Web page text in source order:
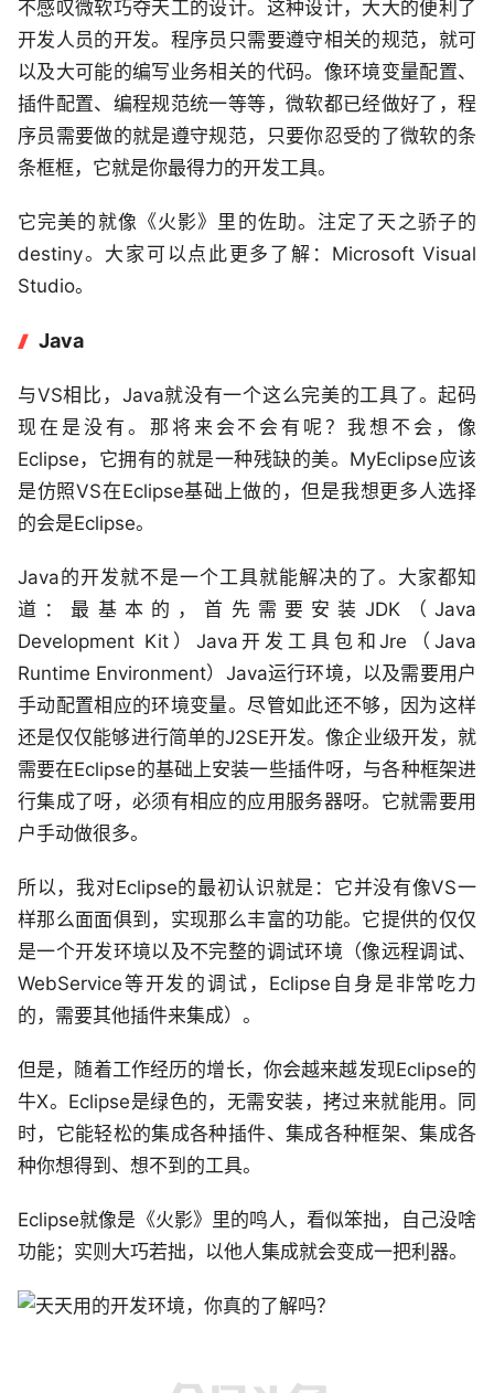
不感叹微软巧夺天工的设计。这种设计，大大的便利了
开发人员的开发。程序员只需要遵守相关的规范，就可
以及大可能的编写业务相关的代码。像环境变量配置、
插件配置、编程规范统一等等，微软都已经做好了，程
序员需要做的就是遵守规范，只要你忍受的了微软的条
条框框，它就是你最得力的开发工具。
它完美的就像《火影》里的佐助。注定了天之骄子的
destiny。大家可以点此更多了解：Microsoft Visual
Studio。
Java
与VS相比，Java就没有一个这么完美的工具了。起码
现在是没有。那将来会不会有呢？我想不会，像
Eclipse，它拥有的就是一种残缺的美。MyEclipse应该
是仿照VS在Eclipse基础上做的，但是我想更多人选择
的会是Eclipse。
Java的开发就不是一个工具就能解决的了。大家都知
道：最基本的，首先需要安装JDK（Java
Development Kit）Java开发工具包和Jre（Java
Runtime Environment）Java运行环境，以及需要用户
手动配置相应的环境变量。尽管如此还不够，因为这样
还是仅仅能够进行简单的J2SE开发。像企业级开发，就
需要在Eclipse的基础上安装一些插件呀，与各种框架进
行集成了呀，必须有相应的应用服务器呀。它就需要用
户手动做很多。
所以，我对Eclipse的最初认识就是：它并没有像VS一
样那么面面俱到，实现那么丰富的功能。它提供的仅仅
是一个开发环境以及不完整的调试环境（像远程调试、
WebService等开发的调试，Eclipse自身是非常吃力
的，需要其他插件来集成）。
但是，随着工作经历的增长，你会越来越发现Eclipse的
牛X。Eclipse是绿色的，无需安装，拷过来就能用。同
时，它能轻松的集成各种插件、集成各种框架、集成各
种你想得到、想不到的工具。
Eclipse就像是《火影》里的鸣人，看似笨拙，自己没啥
功能；实则大巧若拙，以他人集成就会变成一把利器。